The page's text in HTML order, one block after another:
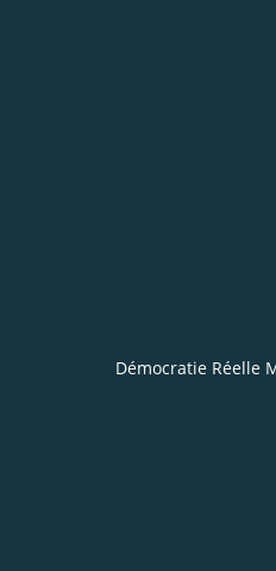
Démocratie Réelle